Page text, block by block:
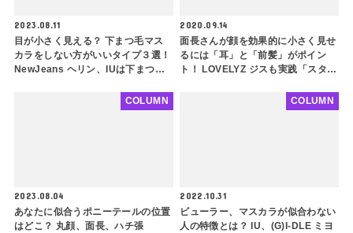
2023.08.11
目が小さく見える？ 下まつ毛マス
カラをしない方がいいタイプ３選！
NewJeans ヘリン、IUは下まつ毛
引き算メイクで垢抜けへ一歩前進
2020.09.14
面長さんが顔を効果的に小さく見せ
るには「耳」と「前髪」がポイン
ト！ LOVELYZ ジスも実践「スタイ
2023.08.04
あなたに似合うポニーテールの位置
はどこ？ 丸顔、面長、ハチ張
COLUMN
2022.10.31
ビューラー、マスカラが似合わない
人の特徴とは？ IU、(G)I-DLE ミヨ
COLUMN